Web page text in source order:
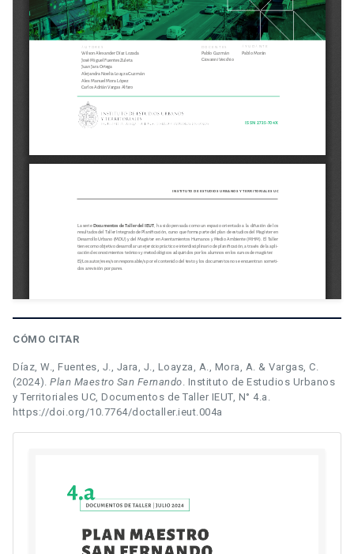
CÓMO CITAR
Díaz, W., Fuentes, J., Jara, J., Loayza, A., Mora, A. & Vargas, C.
(2024). Plan Maestro San Fernando. Instituto de Estudios Urbanos
y Territoriales UC, Documentos de Taller IEUT, N° 4.a.
https://doi.org/10.7764/doctaller.ieut.004a